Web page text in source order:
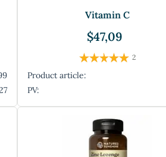
Vitamin C
$47,09
2
Product article:
PV: